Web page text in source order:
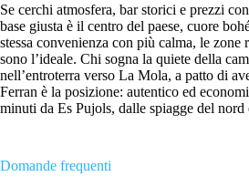
Se cerchi atmosfera, bar storici e prezzi
base giusta è il centro del paese, cuore
stessa convenienza con più calma, le zone
sono l’ideale. Chi sogna la quiete della
nell’entroterra verso La Mola, a patto di
Ferran è la posizione: autentico ed
minuti da Es Pujols, dalle spiagge del nord
Domande frequenti